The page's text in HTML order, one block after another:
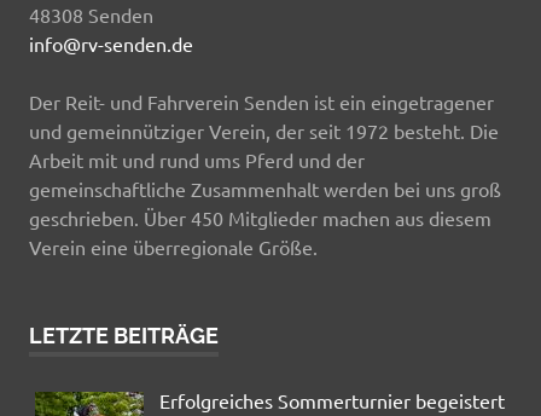
48308 Senden
info@rv-senden.de
Der Reit- und Fahrverein Senden ist ein eingetragener
und gemeinnütziger Verein, der seit 1972 besteht. Die
Arbeit mit und rund ums Pferd und der
gemeinschaftliche Zusammenhalt werden bei uns groß
geschrieben. Über 450 Mitglieder machen aus diesem
Verein eine überregionale Größe.
LETZTE BEITRÄGE
Erfolgreiches Sommerturnier begeistert